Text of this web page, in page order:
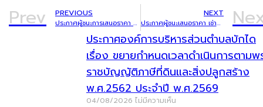
Prev PREVIOUS
ประกาศผู้ชนะการเสนอราคา จ้างโครงการปรับปรุงซ่อมแซมอาคารป้องกันและบรรเทาสาธารณภัยองค์การบริหารส่วนตำบลบักได โดยวิธีเฉพาะเจาะจง
NEXT
ประกาศผู้ชนะเสนอราคา เช่าพื้นที่โดเมนและเช่าพื้นที่เว็บไซต์ (www.bakdai.go.th) โดยวิธีเฉพาะเจาะจง
ประกาศองค์การบริหารส่วนตำบลบักได
เรื่อง ขยายกำหนดเวลาดำเนินการตามพ
ราชบัญญัติภาษีที่ดินและสิ่งปลูกสร้าง
พ.ศ.2562 ประจำปี พ.ศ.2569
04/08/2026 ไม่มีความเห็น